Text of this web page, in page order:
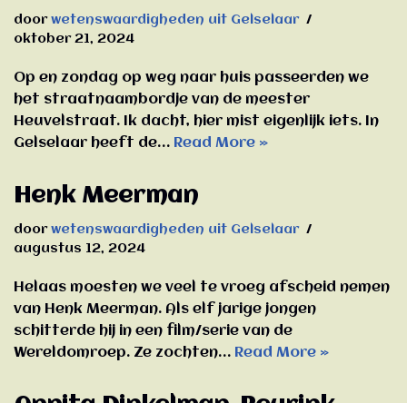
door wetenswaardigheden uit Gelselaar
oktober 21, 2024
Op en zondag op weg naar huis passeerden we
het straatnaambordje van de meester
Heuvelstraat. Ik dacht, hier mist eigenlijk iets. In
Gelselaar heeft de… Read More »
Henk Meerman
door wetenswaardigheden uit Gelselaar
augustus 12, 2024
Helaas moesten we veel te vroeg afscheid nemen
van Henk Meerman. Als elf jarige jongen
schitterde hij in een film/serie van de
Wereldomroep. Ze zochten… Read More »